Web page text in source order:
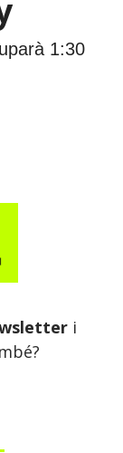
1:30
i